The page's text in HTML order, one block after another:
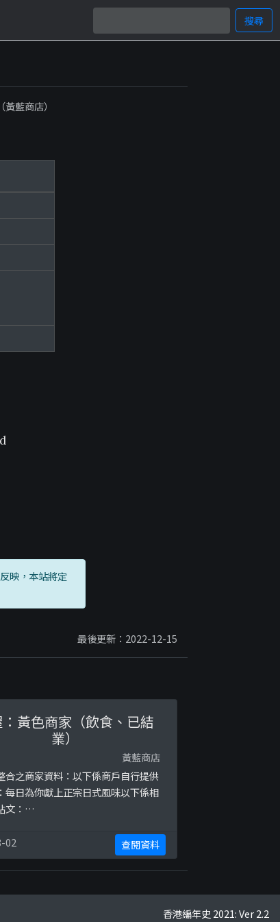
搜尋
藍商店）
映，本站將定
最後更新：2022-12-15
黃色商家（飲食、已結
業）
黃藍商店
合之商家資料：以下係商戶自行提供
每日為你獻上正宗日式風味以下係相
文：
a.107634990765539/162224
?
www.facebook.com/10038
02 查閱資料
香港編年史 2021: Ver 2.2